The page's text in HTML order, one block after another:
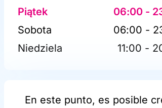
Piątek
06:00 -
Sobota
06:00 -
Niedziela
11:00 -
En este punto, es posible